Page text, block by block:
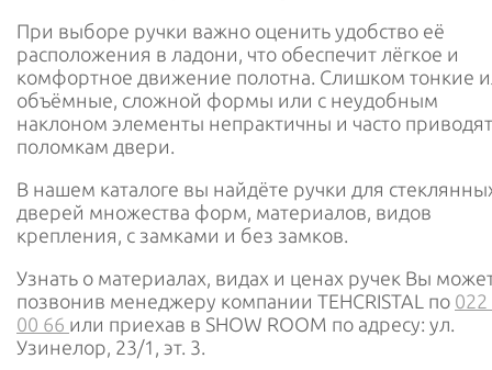
При выборе ручки важно оценить удобство её
расположения в ладони, что обеспечит лёгкое и
комфортное движение полотна. Слишком тонкие
объёмные, сложной формы или с неудобным
наклоном элементы непрактичны и часто
поломкам двери.
В нашем каталоге вы найдёте ручки для
дверей множества форм, материалов, видов
крепления, с замками и без замков.
Узнать о материалах, видах и ценах ручек Вы
позвонив менеджеру компании TEHCRISTAL по 022
00 66 или приехав в SHOW ROOM по адресу: ул.
Узинелор, 23/1, эт. 3.